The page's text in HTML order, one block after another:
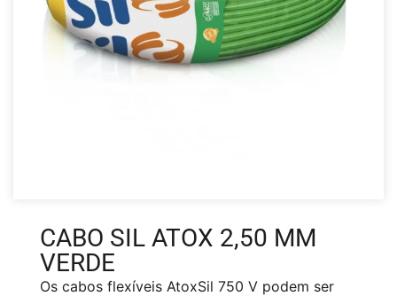
CABO SIL ATOX 2,50 MM
VERDE
Os cabos flexíveis AtoxSil 750 V podem ser